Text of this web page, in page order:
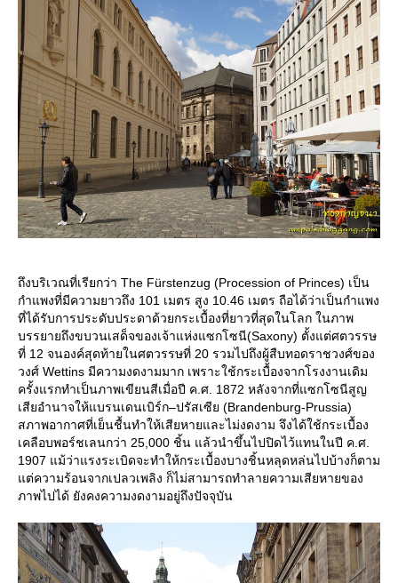
ถึงบริเวณที่เรียกว่า The Fürstenzug (Procession of Princes) เป็น
กำแพงที่มีความยาวถึง 101 เมตร สูง 10.46 เมตร ถือได้ว่าเป็นกำแพง
ที่ได้รับการประดับประดาด้วยกระเบื้องที่ยาวที่สุดในโลก ในภาพ
บรรยายถึงขบวนเสด็จของเจ้าแห่งแซกโซนี(Saxony) ตั้งแต่ศตวรรษ
ที่ 12 จนองค์สุดท้ายในศตวรรษที่ 20 รวมไปถึงผู้สืบทอดราชวงศ์ของ
วงศ์ Wettins มีความงดงามมาก เพราะใช้กระเบื้องจากโรงงานเดิม
ครั้งแรกทำเป็นภาพเขียนสีเมื่อปี ค.ศ. 1872 หลังจากที่แซกโซนีสูญ
เสียอำนาจให้แบรนเดนเบิร์ก–ปรัสเซีย (Brandenburg-Prussia)
สภาพอากาศที่เย็นชื้นทำให้เสียหายและไม่งดงาม จึงได้ใช้กระเบื้อง
เคลือบพอร์ชเลนกว่า 25,000 ชิ้น แล้วนำขึ้นไปปิดไว้แทนในปี ค.ศ.
1907 แม้ว่าแรงระเบิดจะทำให้กระเบื้องบางชิ้นหลุดหล่นไปบ้างก็ตาม
ต่ความร้อนจากเปลวเพลิง ก็ไม่สามารถทำลายความเสียหายของ
ภาพไปได้ ยังคงความงดงามอยู่ถึงปัจจุบัน